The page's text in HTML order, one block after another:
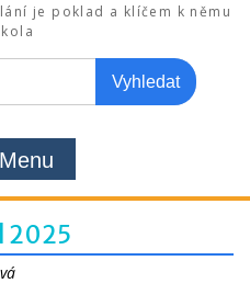
je poklad a klíčem k němu
Menu
2025